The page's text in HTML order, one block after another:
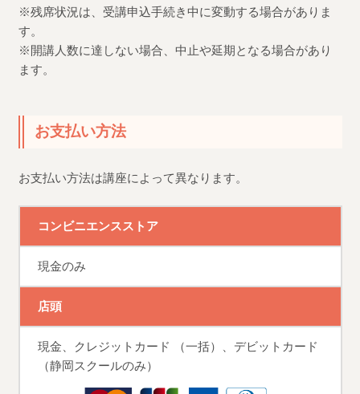
※残席状況は、受講申込手続き中に変動する場合がありま
す。
※開講人数に達しない場合、中止や延期となる場合があり
ます。
お支払い方法
お支払い方法は講座によって異なります。
コンビニエンスストア
現金のみ
店頭
現金、クレジットカード （一括）、デビットカード
（静岡スクールのみ）